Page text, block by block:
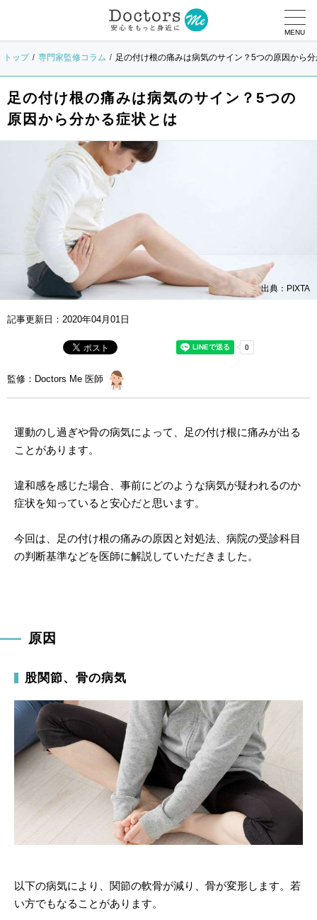
MENU
トップ 専門家監修コラム 足の付け根の痛みは病気のサイン？5つの原因から
足の付け根の痛みは病気のサイン？5つの
原因から分かる症状とは
出典：PIXTA
記事更新日： 2020年04月01日
監修：Doctors Me 医師
運動のし過ぎや骨の病気によって、足の付け根に痛みが出る
ことがあります。
違和感を感じた場合、事前にどのような病気が疑われるのか
症状を知っていると安心だと思います。
今回は、足の付け根の痛みの原因と対処法、病院の受診科目
の判断基準などを医師に解説していただきました。
原因
股関節、骨の病気
以下の病気により、関節の軟骨が減り、骨が変形します。若
い方でもなることがあります。